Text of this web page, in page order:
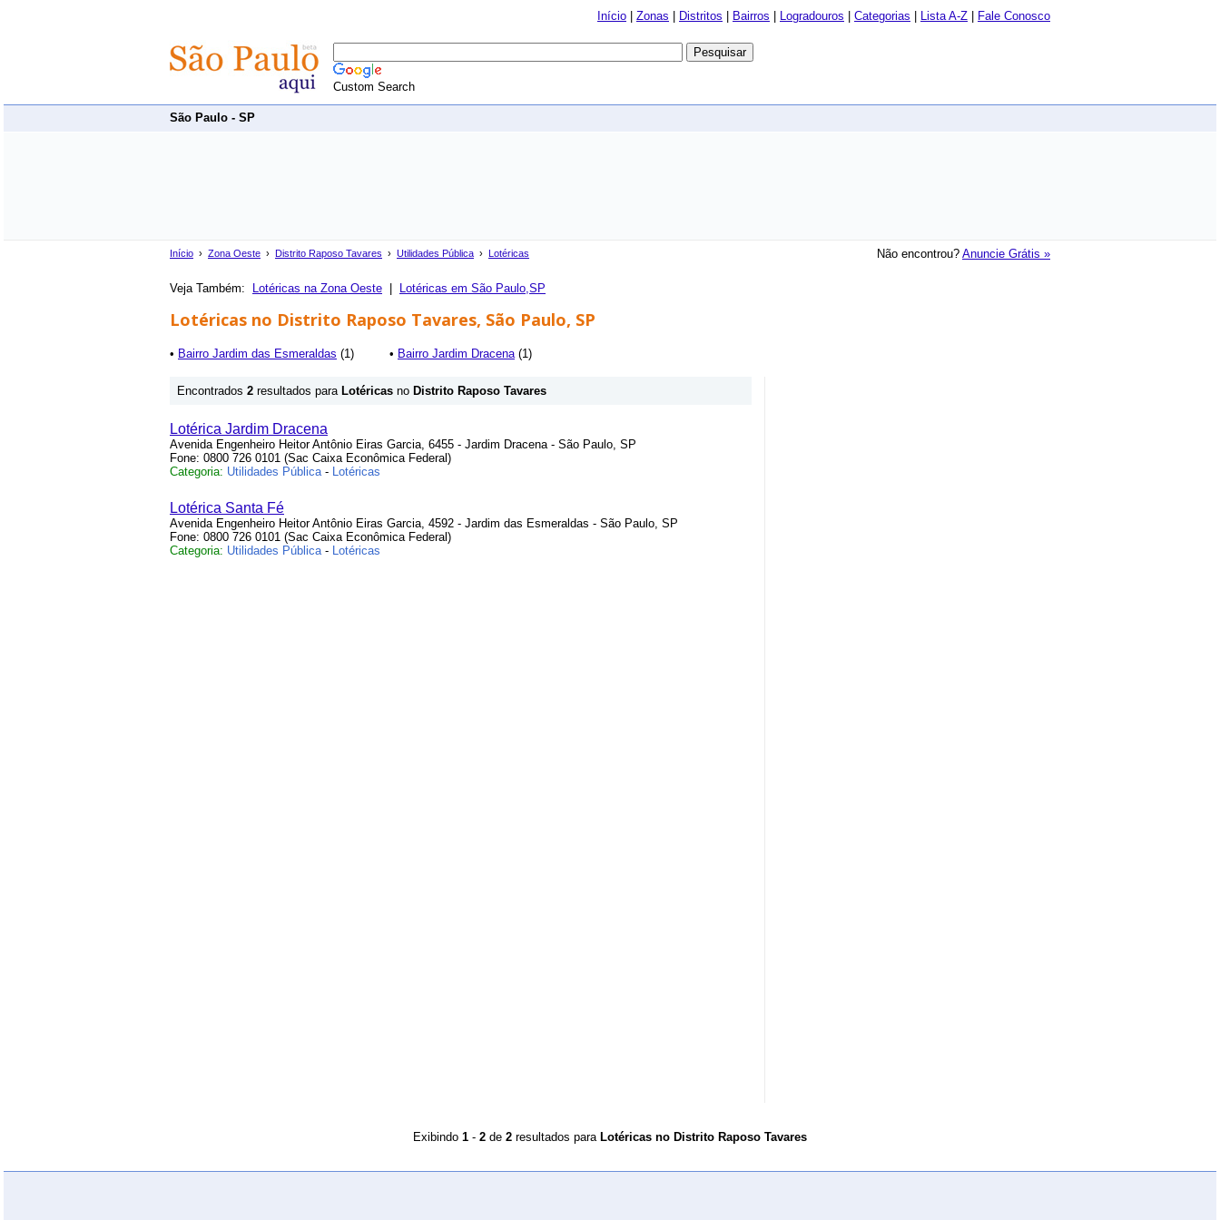
Início Zonas Distritos Bairros Logradouros Categorias Lista A-Z Fale Conosco
Custom Search
São Paulo - SP
Início › Zona Oeste › Distrito Raposo Tavares › Utilidades Pública › Lotéricas Não encontrou? Anuncie Grátis »
Veja Também: Lotéricas na Zona Oeste Lotéricas em São Paulo,SP
Lotéricas no Distrito Raposo Tavares, São Paulo, SP
• Bairro Jardim das Esmeraldas (1) • Bairro Jardim Dracena(1)
Encontrados 2 resultados para Lotéricas no Distrito Raposo Tavares
Lotérica Jardim Dracena
Avenida Engenheiro Heitor Antônio Eiras Garcia, 6455 - Jardim Dracena - São Paulo, SP
Fone: 0800 726 0101 (Sac Caixa Econômica Federal)
Categoria: Utilidades Pública- Lotéricas
Lotérica Santa Fé
Avenida Engenheiro Heitor Antônio Eiras Garcia, 4592 - Jardim das Esmeraldas - São Paulo, SP
Fone: 0800 726 0101 (Sac Caixa Econômica Federal)
Categoria: Utilidades Pública- Lotéricas
Exibindo 1 - 2 de 2 resultados para Lotéricas no Distrito Raposo Tavares